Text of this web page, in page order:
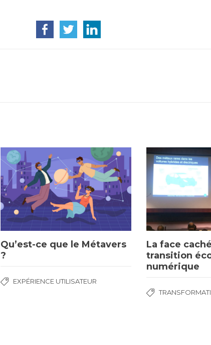
Qu’est-ce que le Métavers
?
EXPÉRIENCE UTILISATEUR
La face
transition
numérique